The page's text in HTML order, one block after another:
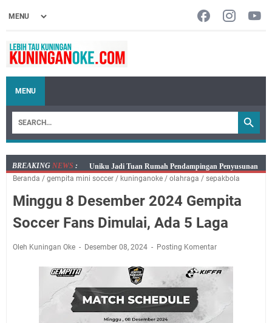
MENU
BREAKING NEWS :
Sudahkah Kita Merdeka Dari Hawa Nafsu?
Info Sembako di Pasar Kepuh Kuningan Kamis 6
Agustus 2026, Daging Naik, Telur Turun
2026 Ada Tiga Acara
Kamis 6 Agustus 2026 Mobil Samling Ada di Alun-alun
Layanan Mobil Samsat Keliling Kuningan Kamis 6
Agustus 2026 Ada di Empat Titik
Embun Pagi Kamis 6 Agustus 2026: Tidak Semua
Keterlambatan Berarti Kegagalan
Beranda / gempita mini soccer / kuninganoke / olahraga / sepakbola
Minggu 8 Desember 2024 Gempita
Soccer Fans Dimulai, Ada 5 Laga
Oleh Kuningan Oke Desember 08, 2024 Posting Komentar